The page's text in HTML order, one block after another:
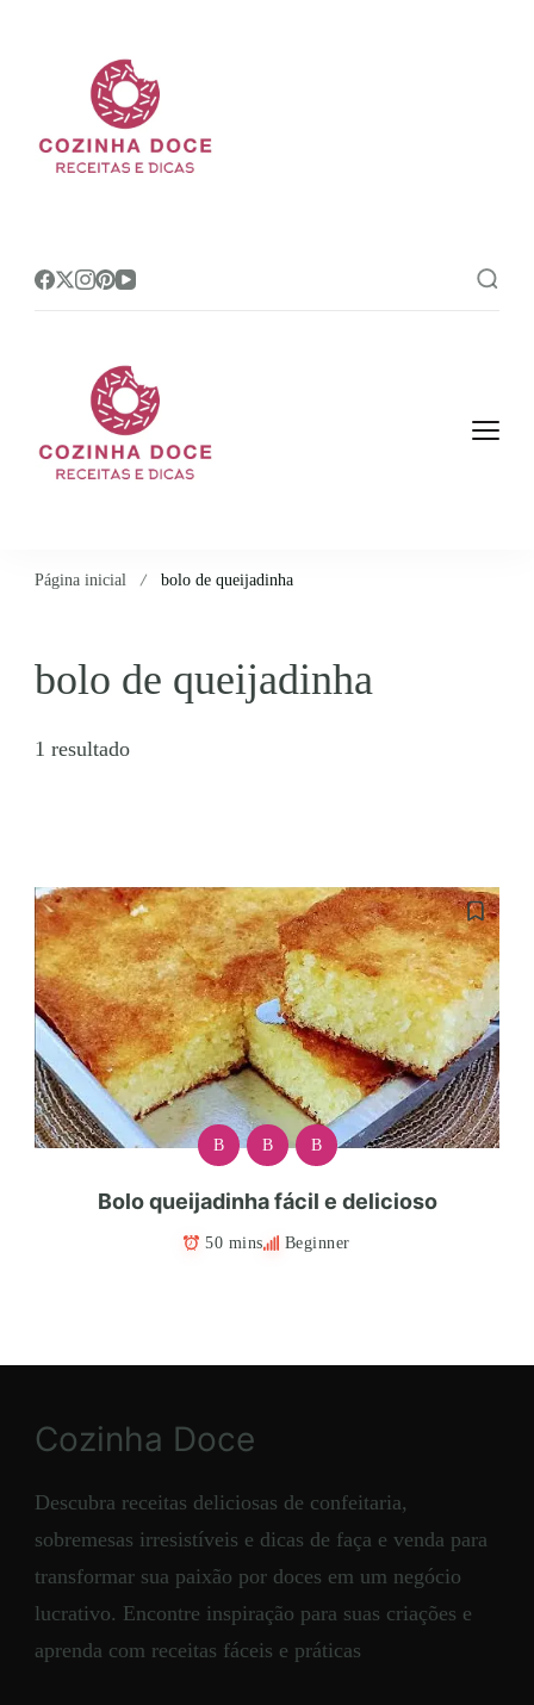
Página inicial bolo de queijadinha
bolo de queijadinha
1 resultado
B B B
Bolo queijadinha fácil e delicioso
50 mins Beginner
Cozinha Doce
Descubra receitas deliciosas de confeitaria,
sobremesas irresistíveis e dicas de faça e venda para
transformar sua paixão por doces em um negócio
lucrativo. Encontre inspiração para suas criações e
aprenda com receitas fáceis e práticas